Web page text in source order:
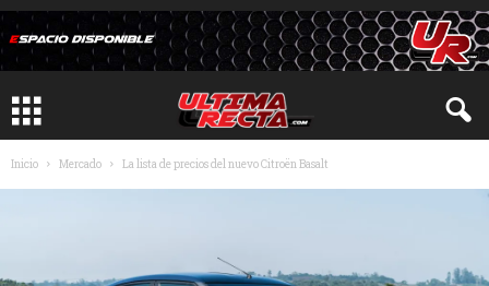
Inicio Mercado La lista de precios del nuevo Citroën Basalt